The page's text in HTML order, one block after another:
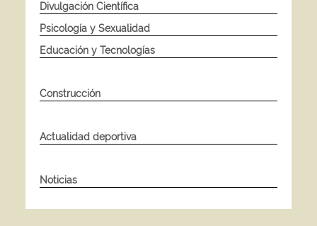
Divulgación Científica
Psicología y Sexualidad
Educación y Tecnologías
Construcción
Actualidad deportiva
Noticias